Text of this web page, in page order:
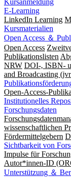
E-Learning
LinkedIn Learning
Kursmaterialien
Open Access ＆
Open Access
Publikationslisten
NRW DOI-, ISBN-
and Broadcasting
Open-Access-
Institutionelles
Forschungsdaten
wissenschaftlichen
Fördermittelgebern
Sichtbarkeit von
Impulse für
Autor*innen-ID
Unterstützung ＆